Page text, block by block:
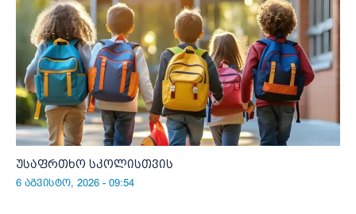
უსაფრთხო სკოლისთვის
6 აგვისტო, 2026 - 09:54